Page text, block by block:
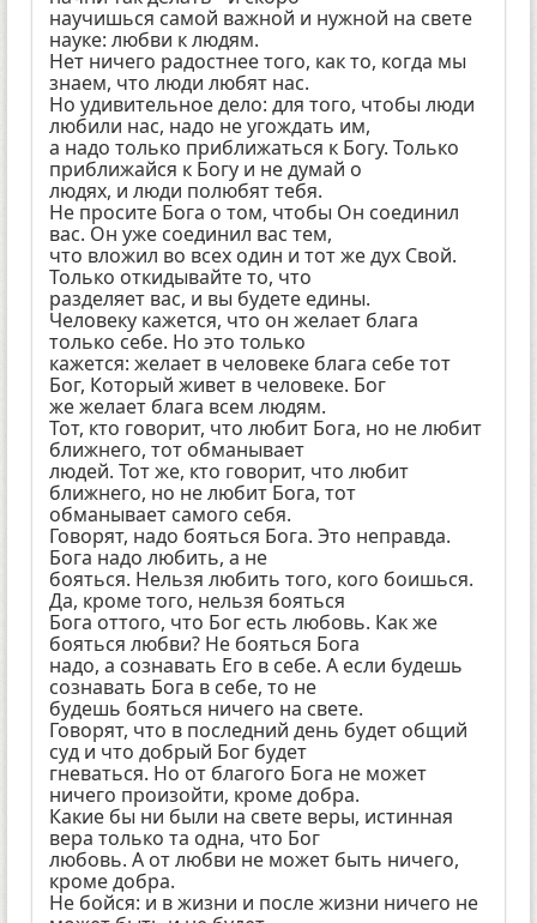
научишься самой важной и нужной на свете
науке: любви к людям.
Нет ничего радостнее того, как то, когда мы
знаем, что люди любят нас.
Но удивительное дело: для того, чтобы люди
любили нас, надо не угождать им,
а надо только приближаться к Богу. Только
приближайся к Богу и не думай о
людях, и люди полюбят тебя.
Не просите Бога о том, чтобы Он соединил
вас. Он уже соединил вас тем,
что вложил во всех один и тот же дух Свой.
Только откидывайте то, что
разделяет вас, и вы будете едины.
Человеку кажется, что он желает блага
только себе. Но это только
кажется: желает в человеке блага себе тот
Бог, Который живет в человеке. Бог
же желает блага всем людям.
Тот, кто говорит, что любит Бога, но не любит
ближнего, тот обманывает
людей. Тот же, кто говорит, что любит
ближнего, но не любит Бога, тот
обманывает самого себя.
Говорят, надо бояться Бога. Это неправда.
Бога надо любить, а не
бояться. Нельзя любить того, кого боишься.
Да, кроме того, нельзя бояться
Бога оттого, что Бог есть любовь. Как же
бояться любви? Не бояться Бога
надо, а сознавать Его в себе. А если будешь
сознавать Бога в себе, то не
будешь бояться ничего на свете.
Говорят, что в последний день будет общий
суд и что добрый Бог будет
гневаться. Но от благого Бога не может
ничего произойти, кроме добра.
Какие бы ни были на свете веры, истинная
вера только та одна, что Бог
любовь. А от любви не может быть ничего,
кроме добра.
Не бойся: и в жизни и после жизни ничего не